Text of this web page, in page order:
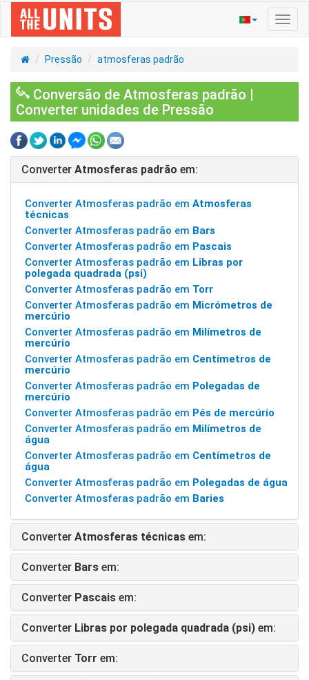
Pressão atmosferas padrão
Conversão de Atmosferas padrão |
Converter unidades de Pressão
Converter Atmosferas padrão em:
Converter Atmosferas padrão em Atmosferas
técnicas
Converter Atmosferas padrão em Bars
Converter Atmosferas padrão em Pascais
Converter Atmosferas padrão em Libras por
polegada quadrada (psi)
Converter Atmosferas padrão em Torr
Converter Atmosferas padrão em Micrómetros de
mercúrio
Converter Atmosferas padrão em Milímetros de
mercúrio
Converter Atmosferas padrão em Centímetros de
mercúrio
Converter Atmosferas padrão em Polegadas de
mercúrio
Converter Atmosferas padrão em Pés de mercúrio
Converter Atmosferas padrão em Milímetros de
água
Converter Atmosferas padrão em Centímetros de
água
Converter Atmosferas padrão em Polegadas de água
Converter Atmosferas padrão em Baries
Converter Atmosferas técnicas em:
Converter Bars em:
Converter Pascais em:
Converter Libras por polegada quadrada (psi) em:
Converter Torr em: